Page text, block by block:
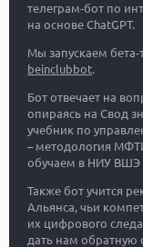
телеграм-бот по
на основе ChatGPT.
Мы запускаем бета-
beinclubbot.
Бот отвечает на
опираясь на Свод
учебник по
– методология
обучаем в НИУ ВШЭ
Также бот учится
Альянса, чьи
их цифрового
дать нам обратную